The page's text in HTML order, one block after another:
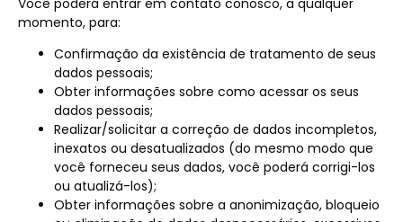
momento, para:
Confirmação da existência de tratamento de seus
dados pessoais;
Obter informações sobre como acessar os seus
dados pessoais;
Realizar/solicitar a correção de dados incompletos,
inexatos ou desatualizados (do mesmo modo que
você forneceu seus dados, você poderá corrigi-los
ou atualizá-los);
Obter informações sobre a anonimização, bloqueio